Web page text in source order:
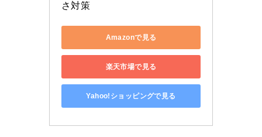
さ対策
Amazonで見る
楽天市場で見る
Yahoo!ショッピングで見る